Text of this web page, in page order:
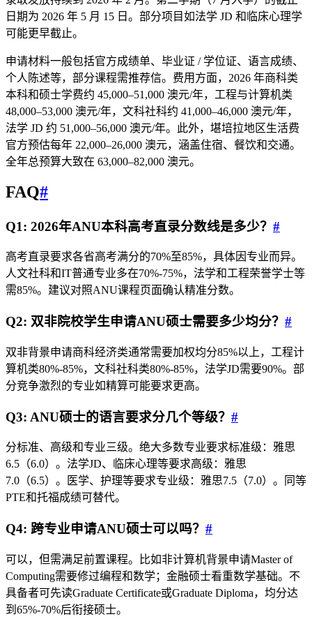
日期为 2026 年 5 月 15 日。部分项目如法学 JD 和临床心理学
可能更早截止。
申请材料一般包括官方成绩单、毕业证 / 学位证、语言成绩、
个人陈述等，部分课程需推荐信。费用方面，2026 年商科类
本科和硕士学费约 45,000–51,000 澳元/年，工程与计算机类
48,000–53,000 澳元/年，文科社科约 41,000–46,000 澳元/年，
法学 JD 约 51,000–56,000 澳元/年。此外，堪培拉地区生活费
官方预估每年 22,000–26,000 澳元，涵盖住宿、餐饮和交通。
全年总预算大致在 63,000–82,000 澳元。
FAQ#
Q1: 2026年ANU本科高考直录分数线是多少？ #
高考直录要求各省高考满分的70%至85%，具体因专业而异。
人文社科和IT普通专业多在70%-75%，法学和工程荣誉学士等
需85%。建议对照ANU课程页面确认精准分数。
Q2: 双非院校学生申请ANU硕士需要多少均分？ #
双非背景申请商科经济类通常需要加权均分85%以上，工程计
算机类80%-85%，文科社科类80%-85%，法学JD需要90%。部
分竞争激烈的专业如精算可能要求更高。
Q3: ANU硕士的语言要求分几个等级？ #
分标准、高级和专业三级。绝大多数专业要求标准级：雅思
6.5（6.0）。法学JD、临床心理等要求高级：雅思
7.0（6.5）。医学、护理等要求专业级：雅思7.5（7.0）。同等
PTE和托福成绩可替代。
Q4: 跨专业申请ANU硕士可以吗？ #
可以，但需满足前置课程。比如非计算机背景申请Master of
Computing需要修过编程和数学；金融硕士看重数学基础。不
具备者可先读Graduate Certificate或Graduate Diploma，均分达
到65%-70%后衔接硕士。